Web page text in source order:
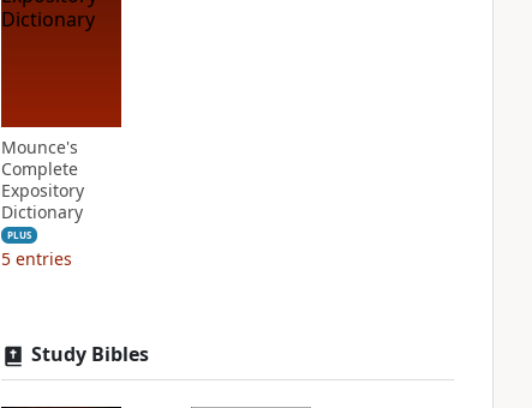
Mounce's
Complete
Expository
Dictionary
PLUS
5 entries
Study Bibles